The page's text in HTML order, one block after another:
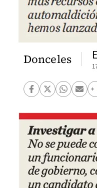
Donceles